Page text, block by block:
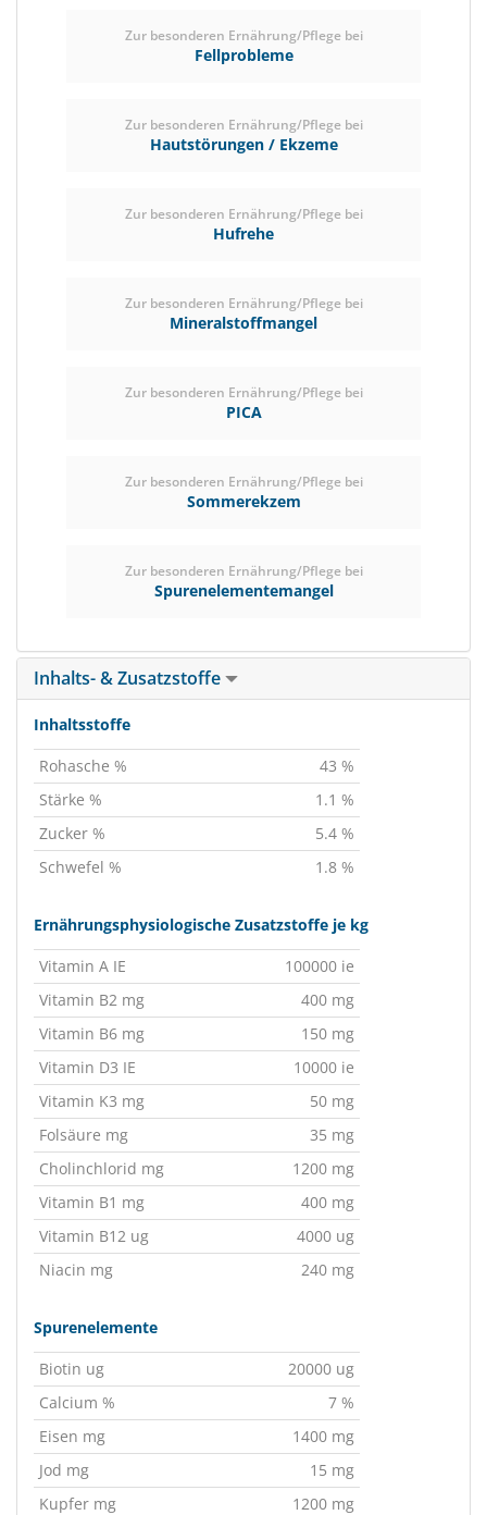
Zur besonderen Ernährung/Pflege bei
Fellprobleme
Zur besonderen Ernährung/Pflege bei
Hautstörungen / Ekzeme
Zur besonderen Ernährung/Pflege bei
Hufrehe
Zur besonderen Ernährung/Pflege bei
Mineralstoffmangel
Zur besonderen Ernährung/Pflege bei
PICA
Zur besonderen Ernährung/Pflege bei
Sommerekzem
Zur besonderen Ernährung/Pflege bei
Spurenelementemangel
Inhalts- & Zusatzstoffe
Inhaltsstoffe
Rohasche %
43 %
Stärke %
1.1 %
Zucker %
5.4 %
Schwefel %
1.8 %
Ernährungsphysiologische Zusatzstoffe je kg
Vitamin A IE
100000 ie
Vitamin B2 mg
400 mg
Vitamin B6 mg
150 mg
Vitamin D3 IE
10000 ie
Vitamin K3 mg
50 mg
Folsäure mg
35 mg
Cholinchlorid mg
1200 mg
Vitamin B1 mg
400 mg
Vitamin B12 ug
4000 ug
Niacin mg
240 mg
Spurenelemente
Biotin ug
20000 ug
Calcium %
7 %
Eisen mg
1400 mg
Jod mg
15 mg
Kupfer mg
1200 mg